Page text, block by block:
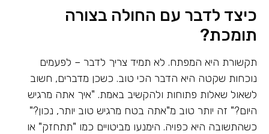
כיצד לדבר עם החולה בצורה
תומכת?
תקשורת היא המפתח. לא תמיד צריך לדבר – לפעמים
נוכחות שקטה היא הדבר הכי טוב. כשכן מדברים, חשוב
לשאול שאלות פתוחות ולהקשיב באמת. "איך אתה מרגיש
היום?" זה יותר טוב מ"אתה בטח מרגיש טוב יותר, נכון?"
כשהתשובה היא כפויה. הימנעו מביטויים כמו "תתחזק" או